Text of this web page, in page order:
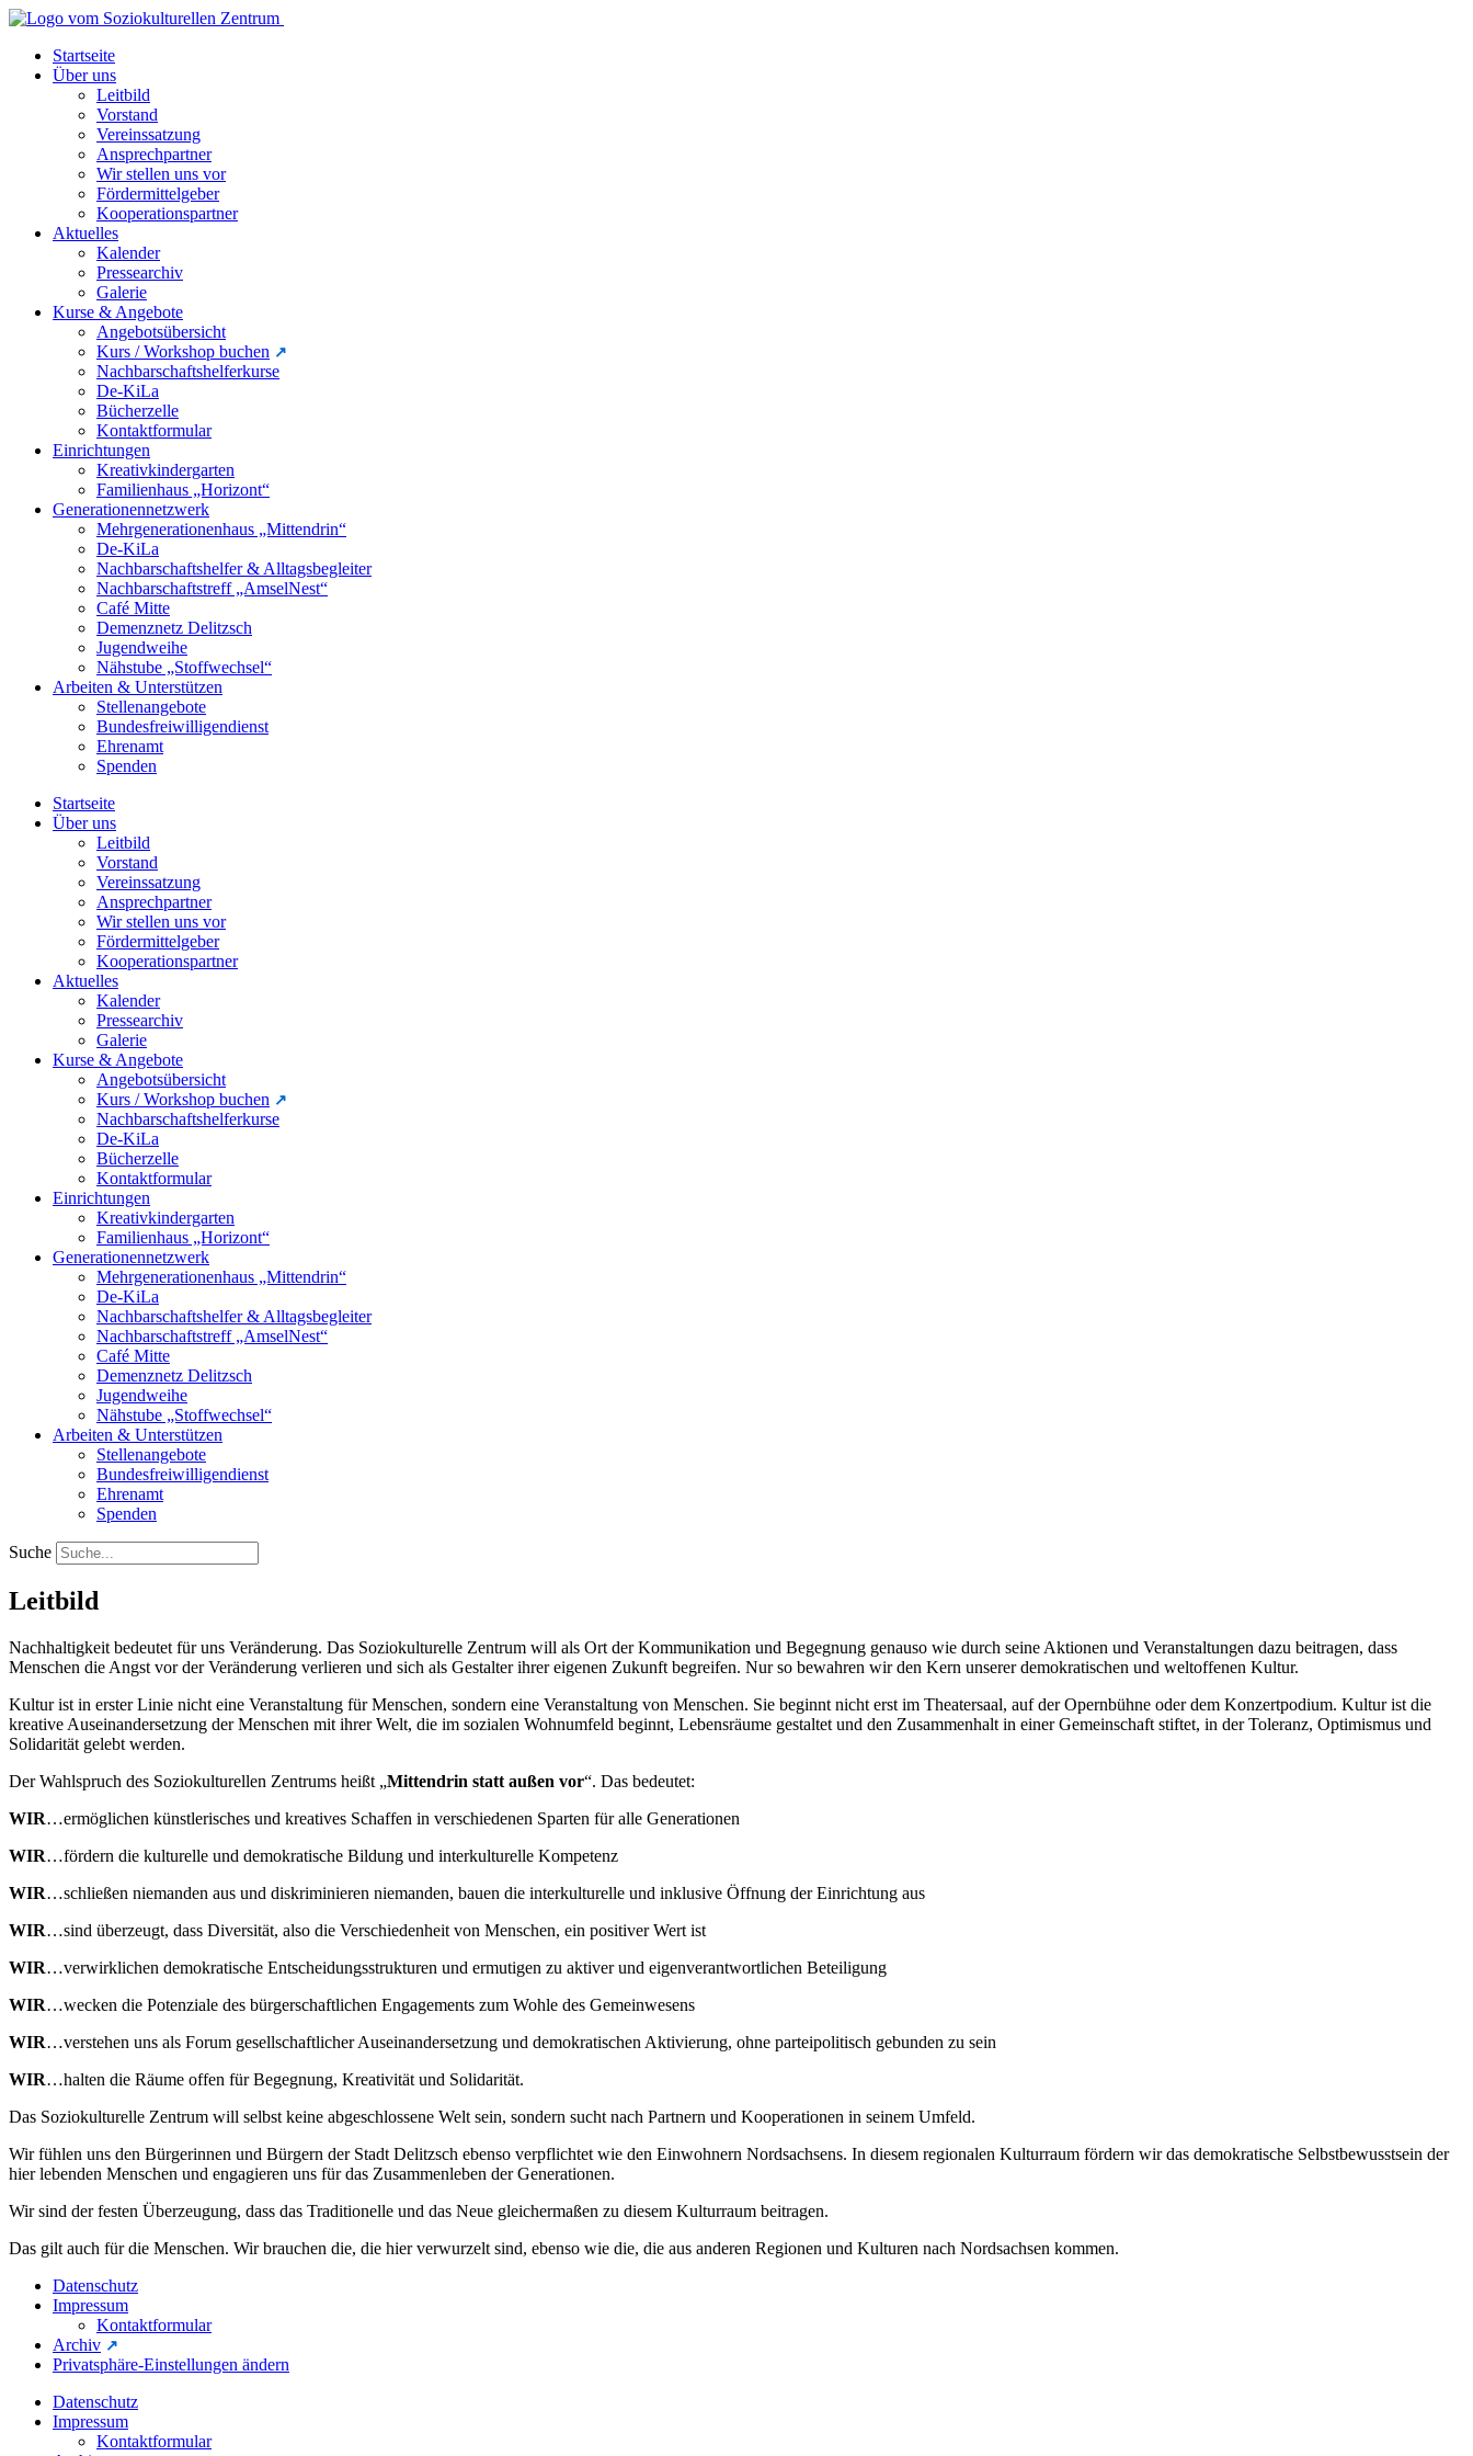
Startseite
Über uns
Leitbild
Vorstand
Vereinssatzung
Ansprechpartner
Wir stellen uns vor
Fördermittelgeber
Kooperationspartner
Aktuelles
Kalender
Pressearchiv
Galerie
Kurse & Angebote
Angebotsübersicht
Kurs / Workshop buchen
Nachbarschaftshelferkurse
De-KiLa
Bücherzelle
Kontaktformular
Einrichtungen
Kreativkindergarten
Familienhaus „Horizont“
Generationennetzwerk
Mehrgenerationenhaus „Mittendrin“
De-KiLa
Nachbarschaftshelfer & Alltagsbegleiter
Nachbarschaftstreff „AmselNest“
Café Mitte
Demenznetz Delitzsch
Jugendweihe
Nähstube „Stoffwechsel“
Arbeiten & Unterstützen
Stellenangebote
Bundesfreiwilligendienst
Ehrenamt
Spenden
Startseite
Über uns
Leitbild
Vorstand
Vereinssatzung
Ansprechpartner
Wir stellen uns vor
Fördermittelgeber
Kooperationspartner
Aktuelles
Kalender
Pressearchiv
Galerie
Kurse & Angebote
Angebotsübersicht
Kurs / Workshop buchen
Nachbarschaftshelferkurse
De-KiLa
Bücherzelle
Kontaktformular
Einrichtungen
Kreativkindergarten
Familienhaus „Horizont“
Generationennetzwerk
Mehrgenerationenhaus „Mittendrin“
De-KiLa
Nachbarschaftshelfer & Alltagsbegleiter
Nachbarschaftstreff „AmselNest“
Café Mitte
Demenznetz Delitzsch
Jugendweihe
Nähstube „Stoffwechsel“
Arbeiten & Unterstützen
Stellenangebote
Bundesfreiwilligendienst
Ehrenamt
Spenden
Suche
Leitbild
Nachhaltigkeit bedeutet für uns Veränderung. Das Soziokulturelle Zentrum will als Ort der Kommunikation und Begegnung genauso wie durch seine Aktionen und Veranstaltungen dazu beitragen, dass
Menschen die Angst vor der Veränderung verlieren und sich als Gestalter ihrer eigenen Zukunft begreifen. Nur so bewahren wir den Kern unserer demokratischen und weltoffenen Kultur.
Kultur ist in erster Linie nicht eine Veranstaltung für Menschen, sondern eine Veranstaltung von Menschen. Sie beginnt nicht erst im Theatersaal, auf der Opernbühne oder dem Konzertpodium. Kultur ist die
kreative Auseinandersetzung der Menschen mit ihrer Welt, die im sozialen Wohnumfeld beginnt, Lebensräume gestaltet und den Zusammenhalt in einer Gemeinschaft stiftet, in der Toleranz, Optimismus und
Solidarität gelebt werden.
Der Wahlspruch des Soziokulturellen Zentrums heißt „Mittendrin statt außen vor“. Das bedeutet:
WIR…ermöglichen künstlerisches und kreatives Schaffen in verschiedenen Sparten für alle Generationen
WIR…fördern die kulturelle und demokratische Bildung und interkulturelle Kompetenz
WIR…schließen niemanden aus und diskriminieren niemanden, bauen die interkulturelle und inklusive Öffnung der Einrichtung aus
WIR…sind überzeugt, dass Diversität, also die Verschiedenheit von Menschen, ein positiver Wert ist
WIR…verwirklichen demokratische Entscheidungsstrukturen und ermutigen zu aktiver und eigenverantwortlichen Beteiligung
WIR…wecken die Potenziale des bürgerschaftlichen Engagements zum Wohle des Gemeinwesens
WIR…verstehen uns als Forum gesellschaftlicher Auseinandersetzung und demokratischen Aktivierung, ohne parteipolitisch gebunden zu sein
WIR…halten die Räume offen für Begegnung, Kreativität und Solidarität.
Das Soziokulturelle Zentrum will selbst keine abgeschlossene Welt sein, sondern sucht nach Partnern und Kooperationen in seinem Umfeld.
Wir fühlen uns den Bürgerinnen und Bürgern der Stadt Delitzsch ebenso verpflichtet wie den Einwohnern Nordsachsens. In diesem regionalen Kulturraum fördern wir das demokratische Selbstbewusstsein der
hier lebenden Menschen und engagieren uns für das Zusammenleben der Generationen.
Wir sind der festen Überzeugung, dass das Traditionelle und das Neue gleichermaßen zu diesem Kulturraum beitragen.
Das gilt auch für die Menschen. Wir brauchen die, die hier verwurzelt sind, ebenso wie die, die aus anderen Regionen und Kulturen nach Nordsachsen kommen.
Datenschutz
Impressum
Kontaktformular
Archiv
Privatsphäre-Einstellungen ändern
Datenschutz
Impressum
Kontaktformular